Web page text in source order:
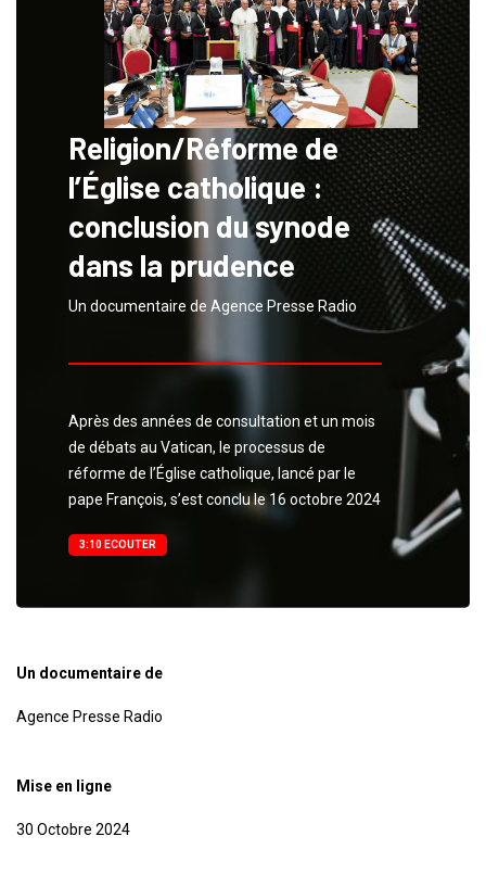
Religion/Réforme de
l’Église catholique :
conclusion du synode
dans la prudence
Un documentaire de Agence Presse Radio
Après des années de consultation et un mois
de débats au Vatican, le processus de
réforme de l’Église catholique, lancé par le
pape François, s’est conclu le 16 octobre 2024
3:10 ECOUTER
Un documentaire de
Agence Presse Radio
Mise en ligne
30 Octobre 2024